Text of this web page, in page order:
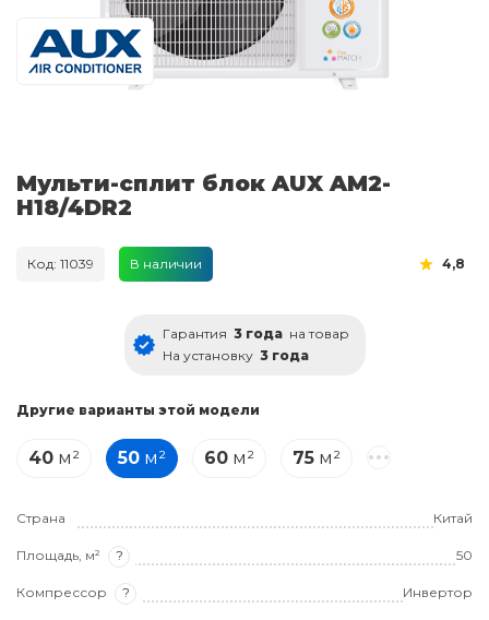
Мульти-сплит блок AUX AM2-
H18/4DR2
Код: 11039 В наличии 4,8
Гарантия 3 года на товар
На установку 3 года
Другие варианты этой модели
40 м² 50 м² 60 м² 75 м²
Страна Китай
Площадь, м² ? 50
Компрессор ? Инвертор